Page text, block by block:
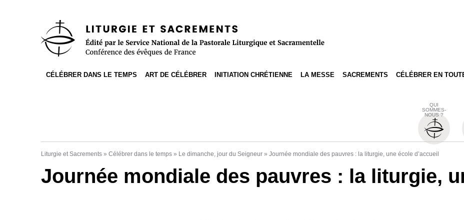
Accès direct à la recherche
CÉLÉBRER DANS LE TEMPS ART DE CÉLÉBRER INITIATION CHRÉTIENNE LA MESSE SACREMENTS CÉLÉBRER EN
QUI
SOMMES-
NOUS ?
Liturgie et Sacrements » Célébrer dans le temps » Le dimanche, jour du Seigneur » Journée mondiale des pauvres : la liturgie, une école d’accueil
Journée mondiale des pauvres : la liturgie,